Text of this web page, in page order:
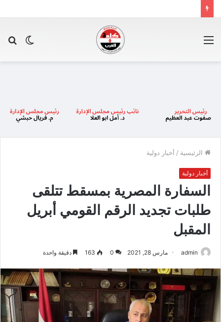
الوضع
الرئيسية / أخبار دولية
أخبار دولية
السفارة المصرية بمسقط تتلقى
طلبات تجديد الرقم القومي أبريل
المقبل
admin مارس 28, 2021 0
163 دقيقة واحدة